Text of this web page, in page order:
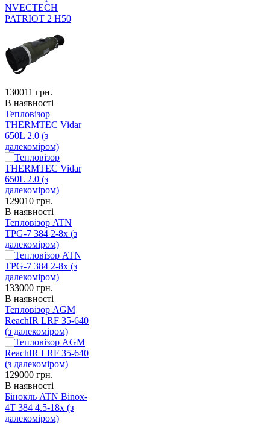
NVECTECH
PATRIOT 2 H50
130011 грн.
В наявності
Тепловізор
THERMTEC Vidar
650L 2.0 (з
далекоміром)
129010 грн.
В наявності
Тепловізор ATN
TPG-7 384 2-8x (з
далекоміром)
133000 грн.
В наявності
Тепловізор AGM
ReachIR LRF 35-640
(з далекоміром)
129000 грн.
В наявності
Бінокль ATN Binox-
4T 384 4.5-18x (з
далекоміром)